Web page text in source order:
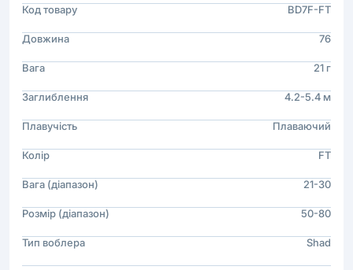
Код товару BD7F-FT
Довжина 76
Вага 21 г
Заглиблення 4.2-5.4 м
Плавучість Плаваючий
Колір FT
Вага (діапазон) 21-30
Розмір (діапазон) 50-80
Тип воблера Shad